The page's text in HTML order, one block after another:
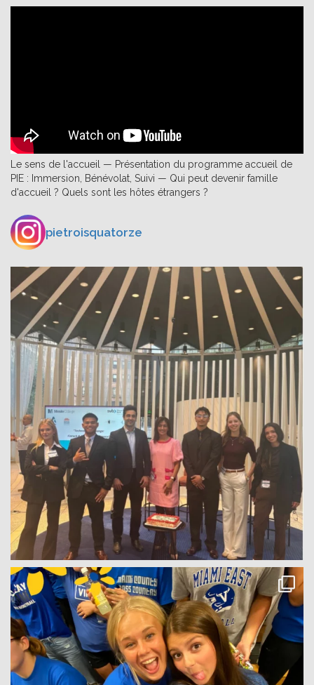
Le sens de l'accueil — Présentation du programme accueil de
PIE : Immersion, Bénévolat, Suivi — Qui peut devenir famille
d'accueil ? Quels sont les hôtes étrangers ?
pietroisquatorze